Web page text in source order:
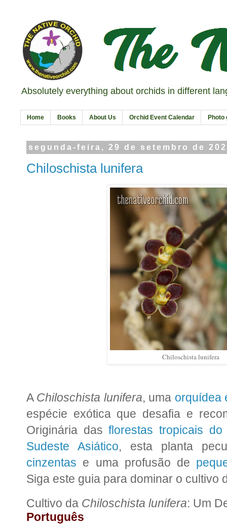
Absolutely everything about orchids in different
Home Books About Us Orchid Event Calendar Photo
segunda-feira, 29 de setembro de
Chiloschista lunifera
Chiloschista lunifera
A Chiloschista lunifera, uma orquídea
espécie exótica que desafia e
Originária dasflorestas tropicais
Sudeste Asiático, esta planta
cinzentas e uma profusão de
Siga este guia para dominar o cultivo
Cultivo da Chiloschista lunifera: Um
Português